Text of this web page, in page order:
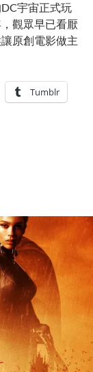
宇宙正式玩
觀眾早已看厭
原創電影做主
Tumblr